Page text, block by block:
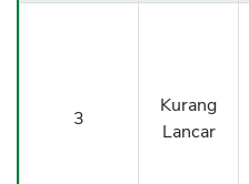
3
Kurang
Lancar